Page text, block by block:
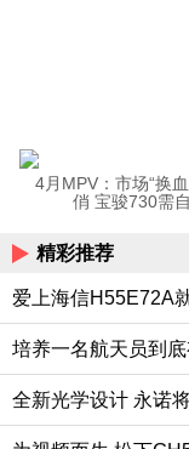
4月MPV：市场“换
俏 宝骏730需
精彩推荐
爱上海信H55E72A
培养一名航天员到底
全新光学设计 永诺